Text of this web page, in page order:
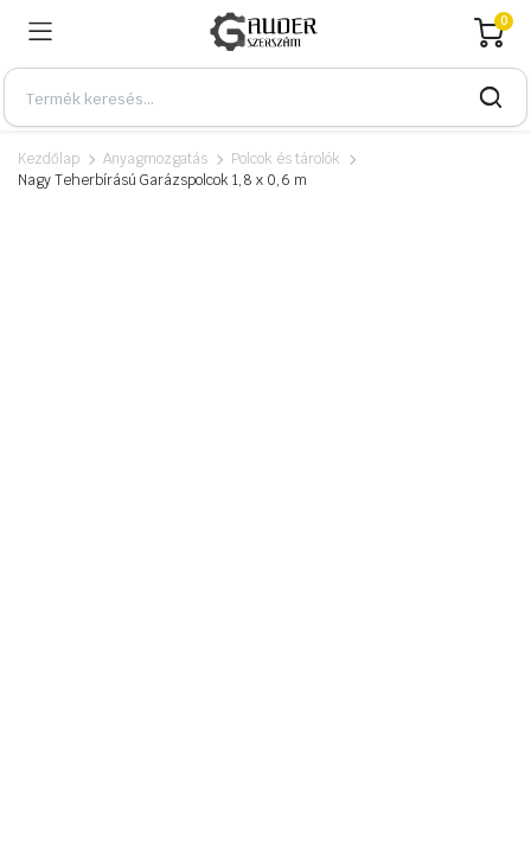
0
Kezdőlap Anyagmozgatás
Polcok és tárolók
Nagy Teherbírású Garázspolcok 1,8 x 0,6 m